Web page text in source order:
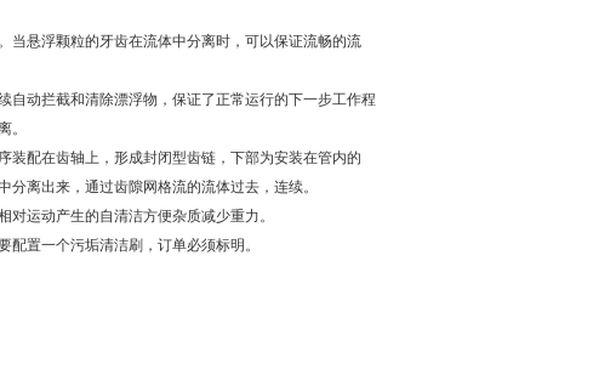
悬浮颗粒的牙齿在流体中分离时，可以保证流畅的流
自动拦截和清除漂浮物，保证了正常运行的下一步工作程
。
装配在齿轴上，形成封闭型齿链，下部为安装在管内的
离出来，通过齿隙网格流的流体过去，连续。
运动产生的自清洁方便杂质减少重力。
置一个污垢清洁刷，订单必须标明。